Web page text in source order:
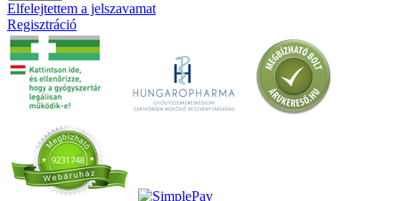
Elfelejtettem a jelszavamat
Regisztráció